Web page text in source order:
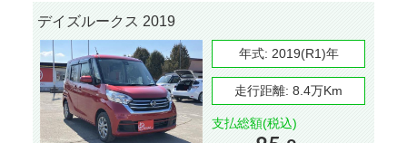
デイズルークス 2019
年式: 2019(R1)年
走行距離: 8.4万Km
支払総額(税込)